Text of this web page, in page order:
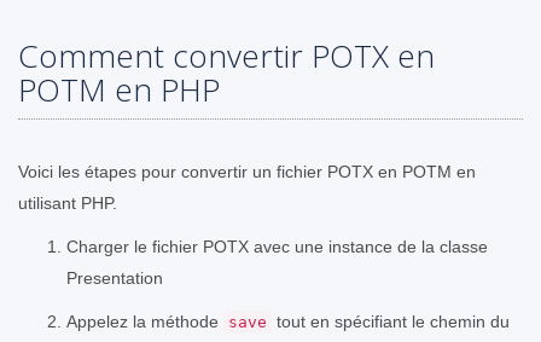
Comment convertir POTX en
POTM en PHP
Voici les étapes pour convertir un fichier POTX en POTM en
utilisant PHP.
Charger le fichier POTX avec une instance de la classe
Presentation
Appelez la méthode save tout en spécifiant le chemin du